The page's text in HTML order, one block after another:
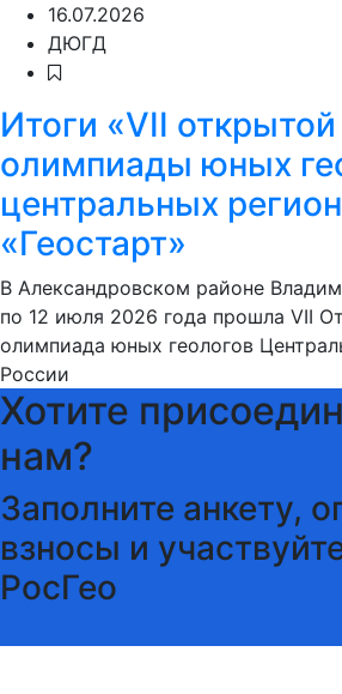
16.07.2026
ДЮГД
Итоги «VII
олимпиады юных
центральных
«Геостарт»
В Александровском районе
по 12 июля 2026 года прошла VII
олимпиада юных геологов
России
Хотите
нам?
Заполните анкету,
взносы и
РосГео